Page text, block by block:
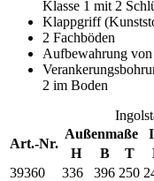
Klasse 1 mit 2
Klappgriff
2 Fachböden
Aufbewahrung
2 im Boden
Art.-Nr.
Außenmaße
H B T
39360
336 396 250